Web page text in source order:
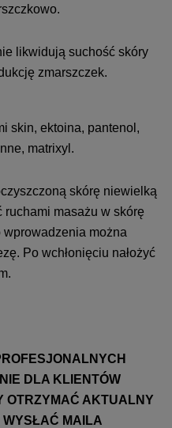
likwidują suchość skóry
zmarszczek.
skin, ektoina, pantenol,
matrixyl.
skórę niewielką
masażu w skórę
wprowadzenia można
Po wchłonięciu nałożyć
DLA KLIENTÓW
OTRZYMAĆ AKTUALNY
WYSŁAĆ MAILA